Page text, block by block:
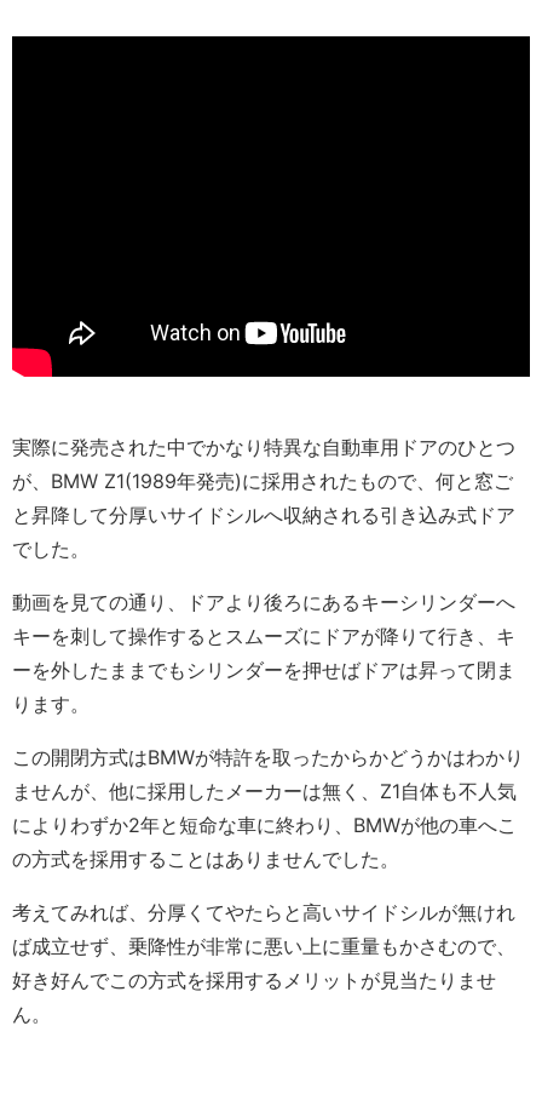
実際に発売された中でかなり特異な自動車用ドアのひとつ
が、BMW Z1(1989年発売)に採用されたもので、何と窓ご
と昇降して分厚いサイドシルへ収納される引き込み式ドア
でした。
動画を見ての通り、ドアより後ろにあるキーシリンダーへ
キーを刺して操作するとスムーズにドアが降りて行き、キ
ーを外したままでもシリンダーを押せばドアは昇って閉ま
ります。
この開閉方式はBMWが特許を取ったからかどうかはわかり
ませんが、他に採用したメーカーは無く、Z1自体も不人気
によりわずか2年と短命な車に終わり、BMWが他の車へこ
の方式を採用することはありませんでした。
考えてみれば、分厚くてやたらと高いサイドシルが無けれ
ば成立せず、乗降性が非常に悪い上に重量もかさむので、
好き好んでこの方式を採用するメリットが見当たりませ
ん。